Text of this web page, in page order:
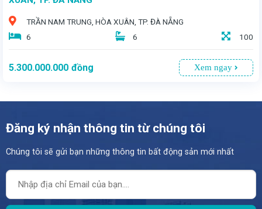
TRẦN NAM TRUNG, HÒA XUÂN, TP. ĐÀ NẴNG
6
6 100
5.300.000.000 đồng Xem ngay
Đăng ký nhận thông tin từ chúng tôi
Chúng tôi sẽ gửi bạn những thông tin bất động sản mới nhất